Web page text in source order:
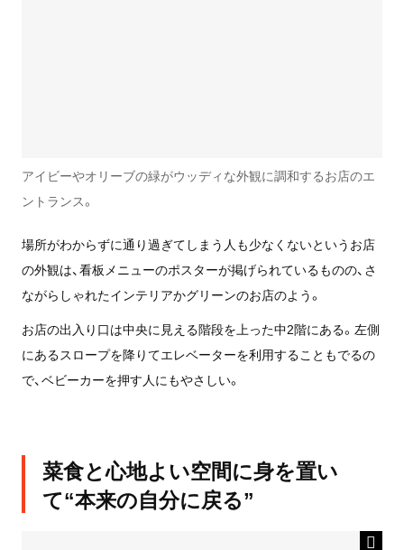
アイビーやオリーブの緑がウッディな外観に調和するお店のエ
ントランス。
場所がわからずに通り過ぎてしまう人も少なくないというお店
の外観は、看板メニューのポスターが掲げられているものの、さ
ながらしゃれたインテリアかグリーンのお店のよう。
お店の出入り口は中央に見える階段を上った中2階にある。左側
にあるスロープを降りてエレベーターを利用することもでるの
で、ベビーカーを押す人にもやさしい。
菜食と心地よい空間に身を置い
て“本来の自分に戻る”